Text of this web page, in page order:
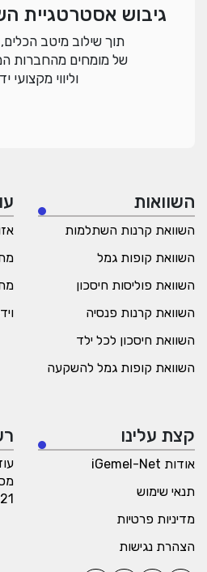
גיבוש אסטרטגיית
תוך שילוב מיטב הכלים,
של מומחים מהחברות
וליווי מקצועי
השוואות
השוואת קרנות השתלמות
השוואת קופות גמל
השוואת פוליסות חיסכון
השוואת קרנות פנסיה
השוואת חיסכון לכל ילד
השוואת קופות גמל להשקעה
קצת עלינו
אודות iGemel-Net
תנאי שימוש
מדיניות פרטיות
הצהרת נגישות